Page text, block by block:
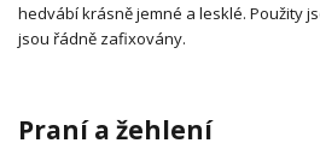
hedvábí krásně jemné a lesklé. Použity
jsou řádně zafixovány.
Praní a žehlení